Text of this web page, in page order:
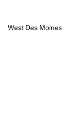
West Des Moines